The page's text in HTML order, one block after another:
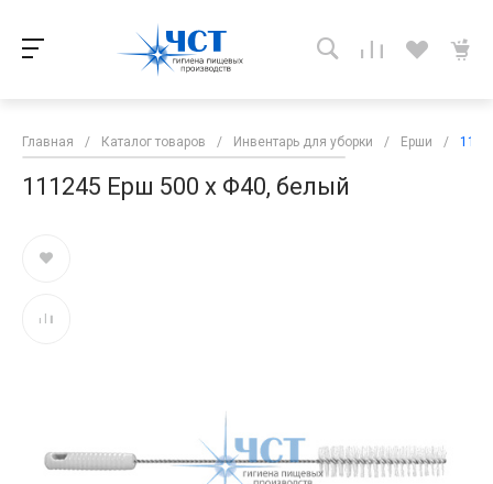
Главная / Каталог товаров / Инвентарь для уборки / Ерши /
111245 Ерш 500 x Φ40, белый